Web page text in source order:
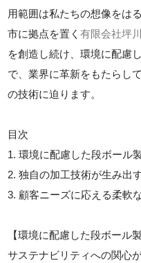
用範囲は私たちの想像をは
市に拠点を置く有限会社坪
を創造し続け、環境に配慮
で、業界に革新をもたらし
の技術に迫ります。
目次
1. 環境に配慮した段ボール
2. 独自の加工技術が生み出
3. 顧客ニーズに応える柔軟
【環境に配慮した段ボール
サステナビリティへの関心